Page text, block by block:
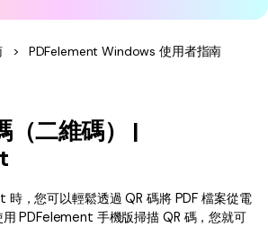
版 PDFelement
系统
> PDFelement Windows 使用者指南
（二維碼） |
，您可以輕鬆透過 QR 碼將 PDF 檔案從電
PDFelement 手機版掃描 QR 碼，您就可